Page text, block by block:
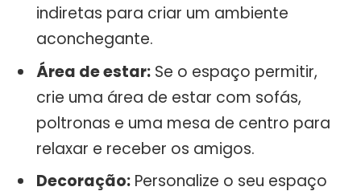
indiretas para criar um ambiente
aconchegante.
Área de estar: Se o espaço permitir,
crie uma área de estar com sofás,
poltronas e uma mesa de centro para
relaxar e receber os amigos.
Decoração: Personalize o seu espaço